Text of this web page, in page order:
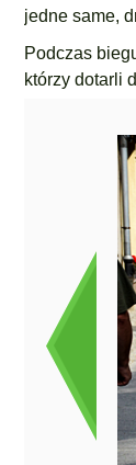
jedne same,
Podczas
którzy dotarli